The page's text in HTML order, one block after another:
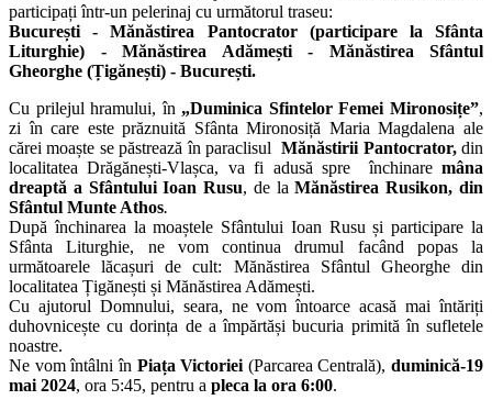
participați într-un pelerinaj cu următorul traseu:
București - Mănăstirea Pantocrator (participare la Sfânta
Liturghie) - Mănăstirea Adămești - Mănăstirea Sfântul
Gheorghe (Țigănești) - București.
Cu prilejul hramului, în „Duminica Sfintelor Femei Mironosițe”,
zi în care este prăznuită Sfânta Mironosiță Maria Magdalena ale
cărei moaște se păstrează în paraclisul Mănăstirii Pantocrator,din
localitatea Drăgănești-Vlașca, va fi adusă spre închinare mâna
dreaptă a Sfântului Ioan Rusu, de laMănăstirea Rusikon, din
Sfântul Munte Athos.
După închinarea la moaștele Sfântului Ioan Rusu și participare la
Sfânta Liturghie, ne vom continua drumul facând popas la
următoarele lăcașuri de cult: Mănăstirea Sfântul Gheorghe din
localitatea Țigănești și Mănăstirea Adămești.
Cu ajutorul Domnului, seara, ne vom întoarce acasă mai întăriți
duhovnicește cu dorința de a împărtăși bucuria primită în sufletele
noastre.
Ne vom întâlni în Piața Victoriei (Parcarea Centrală), duminică-19
mai 2024, ora 5:45, pentru a pleca la ora 6:00.